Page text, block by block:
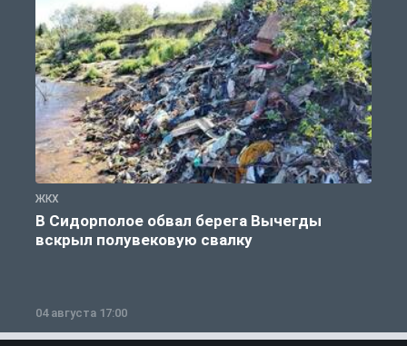
ЖКХ
В Сидорполое обвал берега Вычегды
вскрыл полувековую свалку
04 августа 17:00